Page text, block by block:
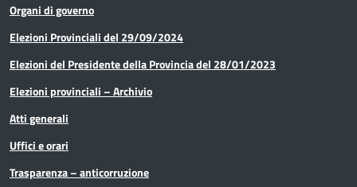
Organi di governo
Elezioni Provinciali del 29/09/2024
Elezioni del Presidente della Provincia del 28/01/2023
Elezioni provinciali – Archivio
Atti generali
Uffici e orari
Trasparenza – anticorruzione